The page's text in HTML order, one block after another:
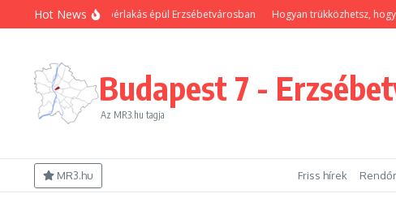
Ugrás a tartalomhoz
Hot News
önkormányzati bérlakás épül Erzsébetvárosban Hogyan trükközhetsz, hogy
Budapest 7 -
Az MR3.hu tagja
MR3.hu Friss hírek